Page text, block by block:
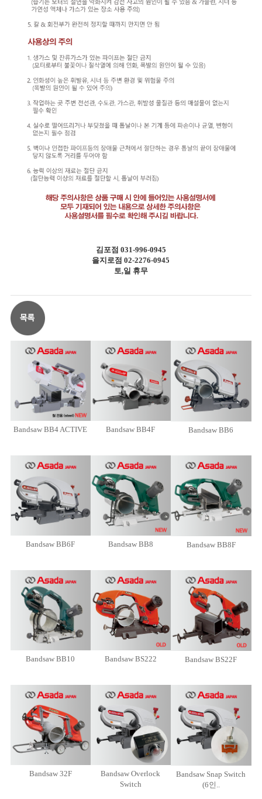
김포점 031-996-0945
을지로점 02-2276-0945
토,일 휴무
Bandsaw BB4 ACTIVE Bandsaw BB4F Bandsaw BB6
Bandsaw BB6F Bandsaw BB8 Bandsaw BB8F
Bandsaw BB10 Bandsaw BS222 Bandsaw BS22F
Bandsaw 32F
Bandsaw Overlock
Switch
Bandsaw Snap Switch
(6인..